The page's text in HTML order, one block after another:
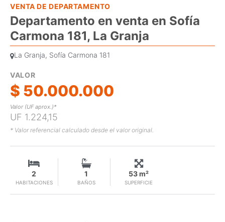
VENTA DE DEPARTAMENTO
Departamento en venta en Sofía
Carmona 181, La Granja
La Granja, Sofía Carmona 181
VALOR
$ 50.000.000
Valor (UF aprox.)*
UF 1.224,15
* Valor referencial calculado desde el valor original.
HABITACIONES
2
BAÑOS
1
SUPERFICIE
53 m²